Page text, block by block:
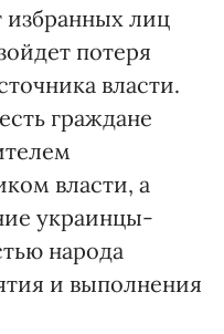
избранных лиц
потеря
власти.
граждане
власти, а
украинцы-
народа
и выполнения